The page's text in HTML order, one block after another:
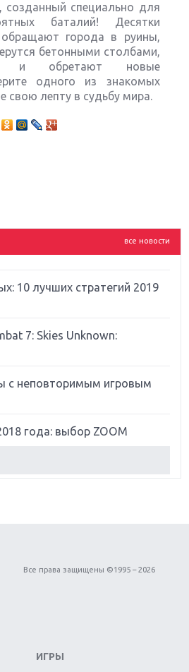
созданный специально для
баталий! Десятки
города в руины,
бетонными столбами,
и обретают новые
одного из знакомых
свою лепту в судьбу мира.
все новости
Nintendo, Microsoft и
ругать
10 лучших стратегий 2019
7: Skies Unknown:
с неповторимым игровым
года: выбор ZOOM
4: вершина эволюции
для консолей: Spider-Man и
Все права защищены ©1995 – 2026
ИГРЫ